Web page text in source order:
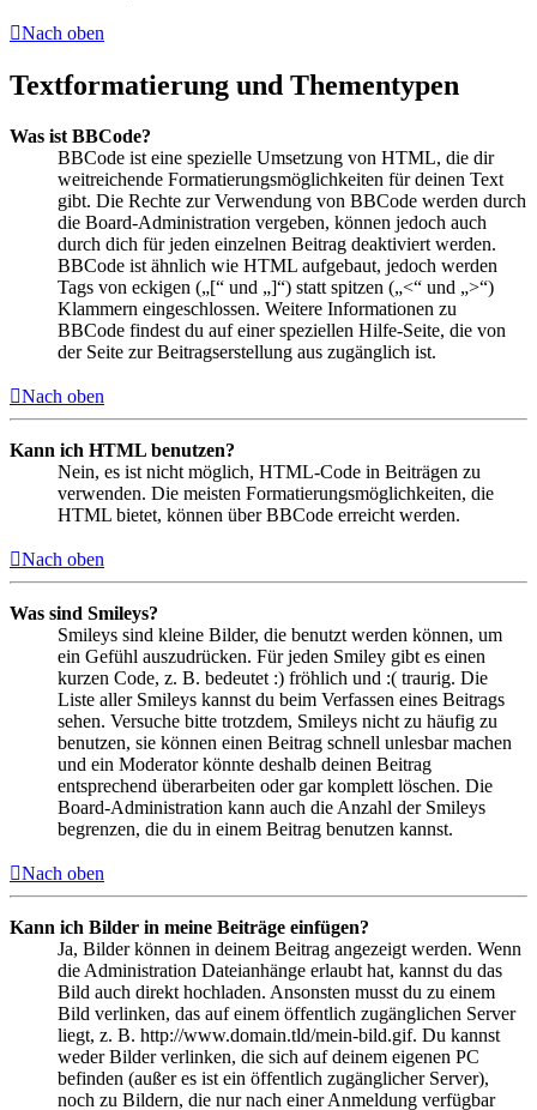
Nach oben
Textformatierung und Thementypen
Was ist BBCode?
BBCode ist eine spezielle Umsetzung von HTML, die dir
weitreichende Formatierungsmöglichkeiten für deinen Text
gibt. Die Rechte zur Verwendung von BBCode werden durch
die Board-Administration vergeben, können jedoch auch
durch dich für jeden einzelnen Beitrag deaktiviert werden.
BBCode ist ähnlich wie HTML aufgebaut, jedoch werden
Tags von eckigen („[“ und „]“) statt spitzen („<“ und „>“)
Klammern eingeschlossen. Weitere Informationen zu
BBCode findest du auf einer speziellen Hilfe-Seite, die von
der Seite zur Beitragserstellung aus zugänglich ist.
Nach oben
Kann ich HTML benutzen?
Nein, es ist nicht möglich, HTML-Code in Beiträgen zu
verwenden. Die meisten Formatierungsmöglichkeiten, die
HTML bietet, können über BBCode erreicht werden.
Nach oben
Was sind Smileys?
Smileys sind kleine Bilder, die benutzt werden können, um
ein Gefühl auszudrücken. Für jeden Smiley gibt es einen
kurzen Code, z. B. bedeutet :) fröhlich und :( traurig. Die
Liste aller Smileys kannst du beim Verfassen eines Beitrags
sehen. Versuche bitte trotzdem, Smileys nicht zu häufig zu
benutzen, sie können einen Beitrag schnell unlesbar machen
und ein Moderator könnte deshalb deinen Beitrag
entsprechend überarbeiten oder gar komplett löschen. Die
Board-Administration kann auch die Anzahl der Smileys
begrenzen, die du in einem Beitrag benutzen kannst.
Nach oben
Kann ich Bilder in meine Beiträge einfügen?
Ja, Bilder können in deinem Beitrag angezeigt werden. Wenn
die Administration Dateianhänge erlaubt hat, kannst du das
Bild auch direkt hochladen. Ansonsten musst du zu einem
Bild verlinken, das auf einem öffentlich zugänglichen Server
liegt, z. B. http://www.domain.tld/mein-bild.gif. Du kannst
weder Bilder verlinken, die sich auf deinem eigenen PC
befinden (außer es ist ein öffentlich zugänglicher Server),
noch zu Bildern, die nur nach einer Anmeldung verfügbar